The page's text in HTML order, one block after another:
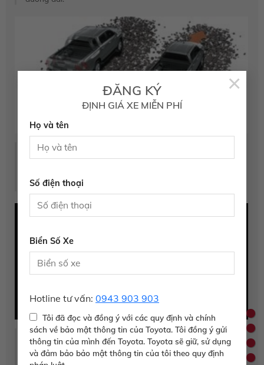
ĐĂNG KÝ
ĐỊNH GIÁ XE MIỄN PHÍ
Họ và tên
Số điện thoại
Biển Số Xe
Hotline tư vấn: 0943 903 903
Tôi đã đọc và đồng ý với các quy định và chính
sách về bảo mật thông tin của Toyota. Tôi đồng ý gửi
thông tin của mình đến Toyota. Toyota sẽ giữ, sử dụng
và đảm bảo bảo mật thông tin của tôi theo quy định
×
hệ thống hỗ trợ khởi hành ngang dốc
Khi người lái chuyển từ chân phanh sang chân ga để khởi
4 bánh xe trong vòng 2s
Động cơ
Động cơ Diezen với công nghệ Turbo tăng áp và công
nghệ phun nhiên liệu trực tiếp giúp điều chỉnh chính xác